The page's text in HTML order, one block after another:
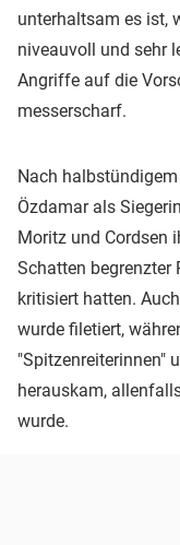
unterhaltsam es ist,
niveauvoll und sehr
Angriffe auf die
messerscharf.
Nach
Özdamar als
Moritz und Cordsen
Schatten begrenzter
kritisiert hatten.
wurde filetiert,
"Spitzenreiterinnen"
herauskam,
wurde.